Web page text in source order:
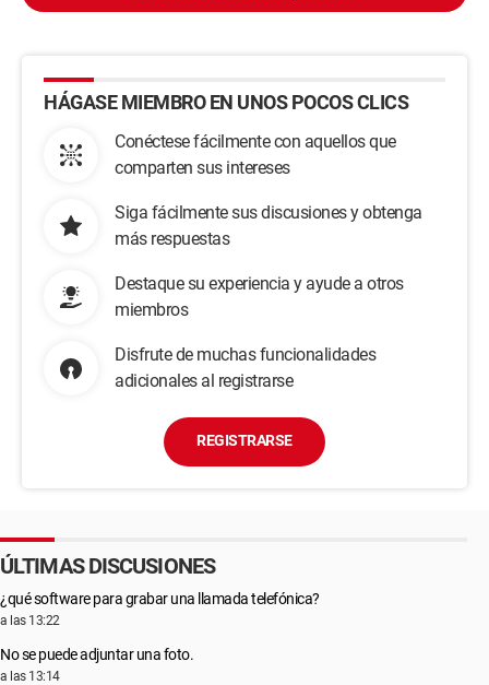
HÁGASE MIEMBRO EN UNOS POCOS CLICS
Conéctese fácilmente con aquellos que
comparten sus intereses
Siga fácilmente sus discusiones y obtenga
más respuestas
Destaque su experiencia y ayude a otros
miembros
Disfrute de muchas funcionalidades
adicionales al registrarse
REGISTRARSE
ÚLTIMAS DISCUSIONES
¿qué software para grabar una llamada telefónica?
a las 13:22
No se puede adjuntar una foto.
a las 13:14